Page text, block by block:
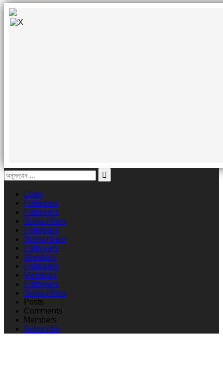
Likes
Followers
Followers
Subscribers
Followers
Subscribers
Followers
Members
Followers
Members
Followers
Subscribers
Posts
Comments
Members
Subscribe